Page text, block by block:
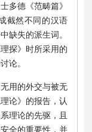
多德《范畴篇》
截然不同的汉语
缺失的派生词。
探》时所采用的
论。
用的外交与被无
论》的报告，认
理论的先驱，且
全的重要性，并